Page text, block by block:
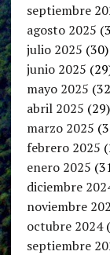
septiembre
agosto 2025
julio 2025 (30)
junio 2025
mayo 2025
abril 2025 (29)
marzo 2025
febrero 2025
enero 2025
diciembre
noviembre
octubre 2024
septiembre